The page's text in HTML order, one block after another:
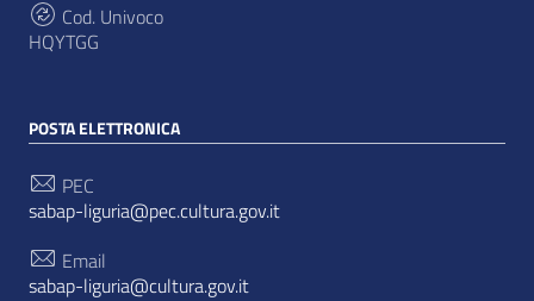
Cod. Univoco
HQYTGG
POSTA ELETTRONICA
PEC
sabap-liguria@pec.cultura.gov.it
Email
sabap-liguria@cultura.gov.it